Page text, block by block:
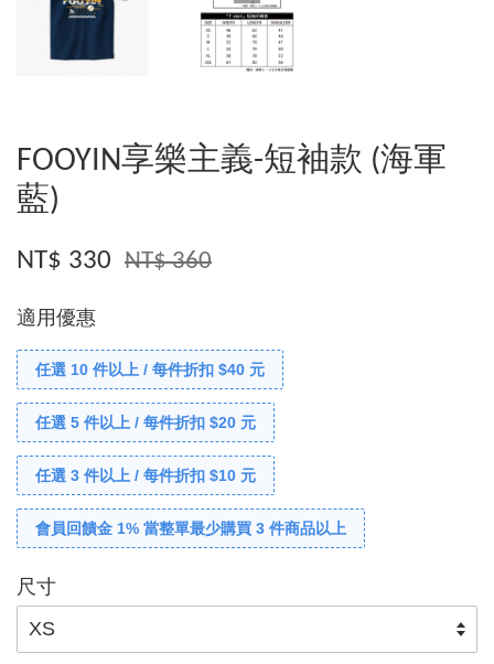
FOOYIN享樂主義-短袖款 (海軍
藍)
NT$ 330 NT$ 360
適用優惠
任選 10 件以上 / 每件折扣 $40 元
任選 5 件以上 / 每件折扣 $20 元
任選 3 件以上 / 每件折扣 $10 元
會員回饋金 1% 當整單最少購買 3 件商品以上
尺寸